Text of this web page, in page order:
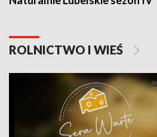
ROLNICTWO I WIEŚ